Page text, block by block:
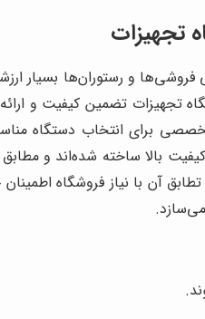
تجهیزات
فروشی‌ها و رستوران‌ها بسیار
تجهیزات تضمین کیفیت و
تخصصی برای انتخاب دستگاه
بالا ساخته شده‌اند و مطابق
آن با نیاز فروشگاه